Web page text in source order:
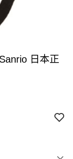
日本正